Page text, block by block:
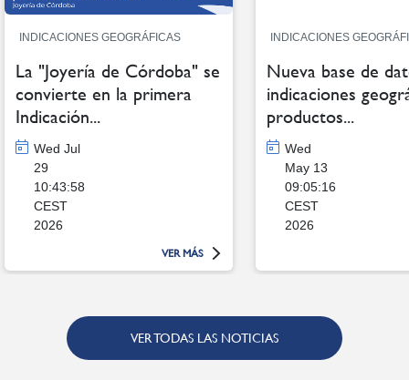
INDICACIONES GEOGRÁFICAS
La "Joyería de Córdoba" se
convierte en la primera
Indicación...
Wed Jul
29
10:43:58
CEST
2026
VER MÁS
INDICACIONES
Nueva base de
indicaciones
productos...
Wed
May 13
09:05:16
CEST
2026
VER TODAS LAS NOTICIAS